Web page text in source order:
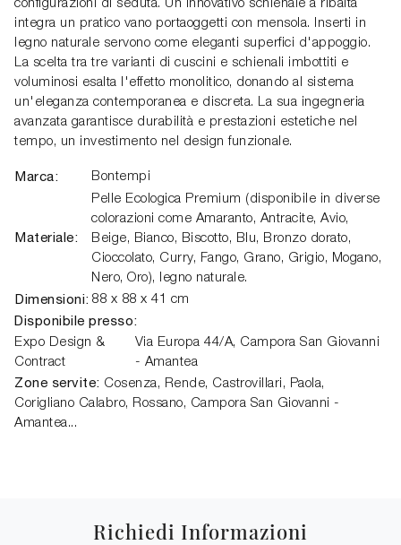
configurazioni di seduta. Un innovativo schienale a ribalta
integra un pratico vano portaoggetti con mensola. Inserti in
legno naturale servono come eleganti superfici d'appoggio.
La scelta tra tre varianti di cuscini e schienali imbottiti e
voluminosi esalta l'effetto monolitico, donando al sistema
un'eleganza contemporanea e discreta. La sua ingegneria
avanzata garantisce durabilità e prestazioni estetiche nel
tempo, un investimento nel design funzionale.
Marca: Bontempi
Materiale:
Pelle Ecologica Premium (disponibile in diverse
colorazioni come Amaranto, Antracite, Avio,
Beige, Bianco, Biscotto, Blu, Bronzo dorato,
Cioccolato, Curry, Fango, Grano, Grigio, Mogano,
Nero, Oro), legno naturale.
Dimensioni: 88 x 88 x 41 cm
Disponibile presso:
Expo Design &
Contract
Via Europa 44/A, Campora San Giovanni
- Amantea
Zone servite: Cosenza, Rende, Castrovillari, Paola,
Corigliano Calabro, Rossano, Campora San Giovanni -
Amantea...
Richiedi Informazioni